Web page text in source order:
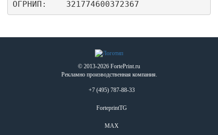
ОГРНИП:    321774600372367
© 2013-2026 FortePrint.ru
Рекламно производственная компания.
+7 (495) 787-88-33
ForteprintTG
MAX